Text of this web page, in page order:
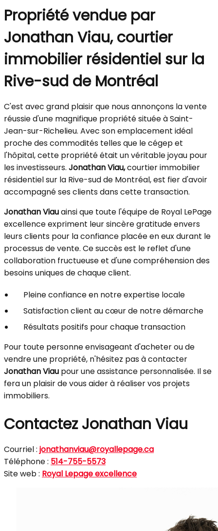
Propriété vendue par
Jonathan Viau, courtier
immobilier résidentiel sur la
Rive-sud de Montréal
C'est avec grand plaisir que nous annonçons la vente
réussie d'une magnifique propriété située à Saint-
Jean-sur-Richelieu. Avec son emplacement idéal
proche des commodités telles que le cégep et
l'hôpital, cette propriété était un véritable joyau pour
les investisseurs. Jonathan Viau,courtier immobilier
résidentiel sur la Rive-sud de Montréal, est fier d'avoir
accompagné ses clients dans cette transaction.
Jonathan Viauainsi que toute l'équipe de Royal LePage
excellence expriment leur sincère gratitude envers
leurs clients pour la confiance placée en eux durant le
processus de vente. Ce succès est le reflet d'une
collaboration fructueuse et d'une compréhension des
besoins uniques de chaque client.
Pleine confiance en notre expertise locale
Satisfaction client au cœur de notre démarche
Résultats positifs pour chaque transaction
Pour toute personne envisageant d'acheter ou de
vendre une propriété, n'hésitez pas à contacter
Jonathan Viau pour une assistance personnalisée. Il se
fera un plaisir de vous aider à réaliser vos projets
immobiliers.
Contactez Jonathan Viau
Courriel : jonathanviau@royallepage.ca
Téléphone : 514-755-5573
Site web : Royal Lepage excellence